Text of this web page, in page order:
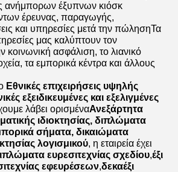
ανήμπορων έξυπνων κιόσκ
έρευνας, παραγωγής,
και υπηρεσίες μετά την πώλησηΤα
μας καλύπτουν τον
κοινωνική ασφάλιση, το λιανικό
τα εμπορικά κέντρα και άλλους
Εθνικές επιχειρήσεις υψηλής
εξειδικευμένες και εξελιγμένες
λάβει ορισμέναΑνεξάρτητα
ιδιοκτησίας, διπλώματα
σήματα, δικαιώματα
λογισμικού, η εταιρεία έχει
ευρεσιτεχνίας σχεδίου,έξι
εφευρέσεων,δεκαέξι